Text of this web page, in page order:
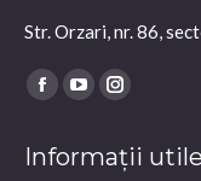
Str. Orzari, nr. 86,
Find us on:
Facebook
opens
YouTube
opens
Instagram
opens
Informații utile